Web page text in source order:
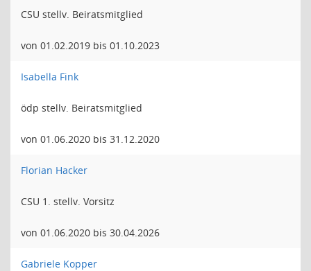
CSU stellv. Beiratsmitglied
von 01.02.2019 bis 01.10.2023
Isabella Fink
ödp stellv. Beiratsmitglied
von 01.06.2020 bis 31.12.2020
Florian Hacker
CSU 1. stellv. Vorsitz
von 01.06.2020 bis 30.04.2026
Gabriele Kopper